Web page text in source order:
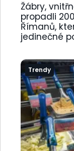
Žábry,
propadli
Římanů,
jedinečné
Trendy